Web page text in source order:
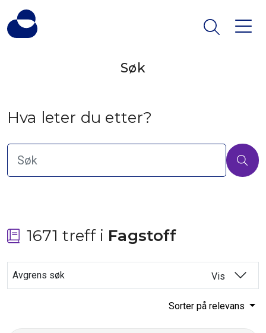
Søk
Hva leter du etter?
1671 treff i Fagstoff
Avgrens søk Vis
Sorter på relevans